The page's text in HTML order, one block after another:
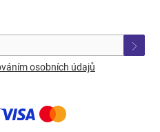
osobních údajů